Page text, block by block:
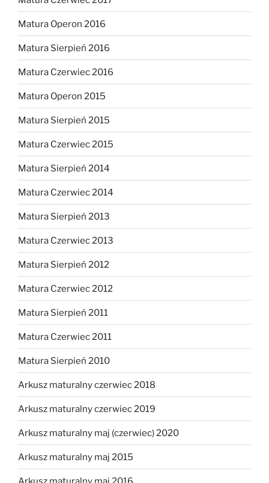
Matura Operon 2016
Matura Sierpień 2016
Matura Czerwiec 2016
Matura Operon 2015
Matura Sierpień 2015
Matura Czerwiec 2015
Matura Sierpień 2014
Matura Czerwiec 2014
Matura Sierpień 2013
Matura Czerwiec 2013
Matura Sierpień 2012
Matura Czerwiec 2012
Matura Sierpień 2011
Matura Czerwiec 2011
Matura Sierpień 2010
Arkusz maturalny czerwiec 2018
Arkusz maturalny czerwiec 2019
Arkusz maturalny maj (czerwiec) 2020
Arkusz maturalny maj 2015